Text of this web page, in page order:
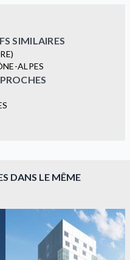
SIMILAIRES
ALPES
DANS LE MÊME